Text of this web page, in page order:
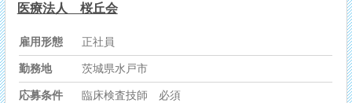
医療法人 桜丘会
雇用形態 正社員
勤務地 茨城県水戸市
応募条件 臨床検査技師 必須